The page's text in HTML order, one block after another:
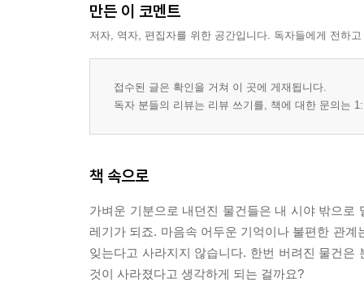
만든 이 코멘트
저자, 역자, 편집자를 위한 공간입니다. 독자들에게 전하
접수된 글은 확인을 거쳐 이 곳에 게재됩니다.
독자 분들의 리뷰는 리뷰 쓰기를, 책에 대한 문의는
책 속으로
가벼운 기분으로 내던진 물건들은 내 시야 밖으
레기가 되죠. 마음속 어두운 기억이나 불편한 관
잊는다고 사라지지 않습니다. 한번 버려진 물건
것이 사라졌다고 생각하게 되는 걸까요?